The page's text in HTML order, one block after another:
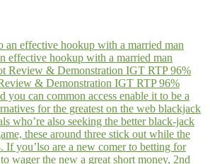
effective hookup with a married man
& Demonstration IGT RTP 96%